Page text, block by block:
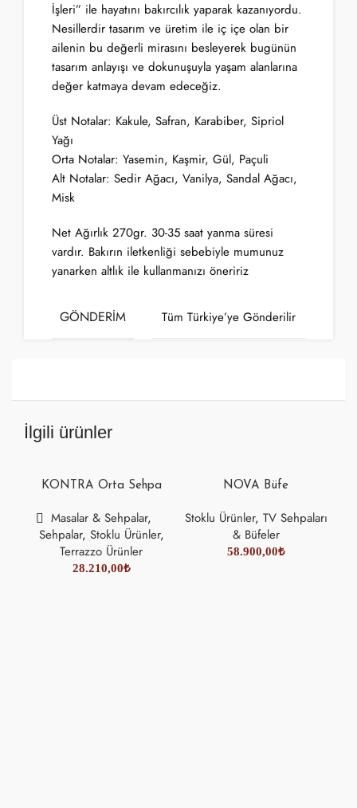
İşleri” ile hayatını bakırcılık yaparak kazanıyordu.
Nesillerdir tasarım ve üretim ile iç içe olan bir
ailenin bu değerli mirasını besleyerek bugünün
tasarım anlayışı ve dokunuşuyla yaşam alanlarına
değer katmaya devam edeceğiz.
Üst Notalar: Kakule, Safran, Karabiber, Sipriol
Yağı
Orta Notalar: Yasemin, Kaşmir, Gül, Paçuli
Alt Notalar: Sedir Ağacı, Vanilya, Sandal Ağacı,
Misk
Net Ağırlık 270gr. 30-35 saat yanma süresi
vardır. Bakırın iletkenliği sebebiyle mumunuz
yanarken altlık ile kullanmanızı öneririz
GÖNDERIM Tüm Türkiye’ye Gönderilir
İlgili ürünler
KONTRA Orta Sehpa
Masalar & Sehpalar,
Sehpalar, Stoklu Ürünler,
Terrazzo Ürünler
28.210,00₺
NOVA Büfe
Stoklu Ürünler, TV Sehpaları
& Büfeler
58.900,00₺